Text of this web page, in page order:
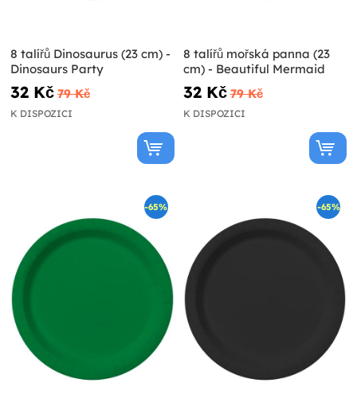
8 talířů Dinosaurus (23 cm) -
Dinosaurs Party
32 Kč 79 Kč
K DISPOZICI
8 talířů mořská panna (23
cm) - Beautiful Mermaid
32 Kč 79 Kč
K DISPOZICI
-65% -65%